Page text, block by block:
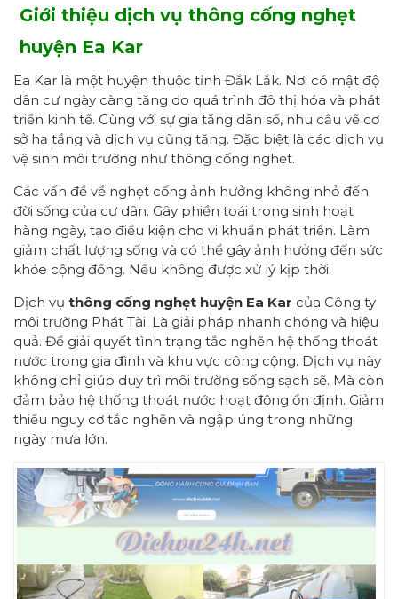
Giới thiệu dịch vụ thông cống nghẹt
huyện Ea Kar
Ea Kar là một huyện thuộc tỉnh Đắk Lắk. Nơi có mật độ
dân cư ngày càng tăng do quá trình đô thị hóa và phát
triển kinh tế. Cùng với sự gia tăng dân số, nhu cầu về cơ
sở hạ tầng và dịch vụ cũng tăng. Đặc biệt là các dịch vụ
vệ sinh môi trường như thông cống nghẹt.
Các vấn đề về nghẹt cống ảnh hưởng không nhỏ đến
đời sống của cư dân. Gây phiền toái trong sinh hoạt
hàng ngày, tạo điều kiện cho vi khuẩn phát triển. Làm
giảm chất lượng sống và có thể gây ảnh hưởng đến sức
khỏe cộng đồng. Nếu không được xử lý kịp thời.
Dịch vụ thông cống nghẹt huyện Ea Kar của Công ty
môi trường Phát Tài. Là giải pháp nhanh chóng và hiệu
quả. Để giải quyết tình trạng tắc nghẽn hệ thống thoát
nước trong gia đình và khu vực công cộng. Dịch vụ này
không chỉ giúp duy trì môi trường sống sạch sẽ. Mà còn
đảm bảo hệ thống thoát nước hoạt động ổn định. Giảm
thiểu nguy cơ tắc nghẽn và ngập úng trong những
ngày mưa lớn.